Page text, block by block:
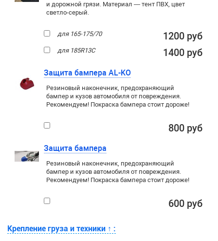
и дорожной грязи. Материал — тент ПВХ, цвет
светло-серый.
для 165-175/70 1200 руб
для 185R13C 1400 руб
Защита бампера AL-KO
Резиновый наконечник, предохраняющий
бампер и кузов автомобиля от повреждения.
Рекомендуем! Покраска бампера стоит дороже!
800 руб
Защита бампера
Резиновый наконечник, предохраняющий
бампер и кузов автомобиля от повреждения.
Рекомендуем! Покраска бампера стоит дороже!
600 руб
Крепление груза и техники ↑ :